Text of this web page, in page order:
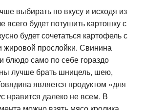
выбирать по вкусу и исходя из
будет потушить картошку с
будет сочетаться картофель с
жировой прослойки. Свинина
блюдо само по себе гораздо
лучше брать шницель, шею,
является продуктом «для
нравится далеко не всем. В